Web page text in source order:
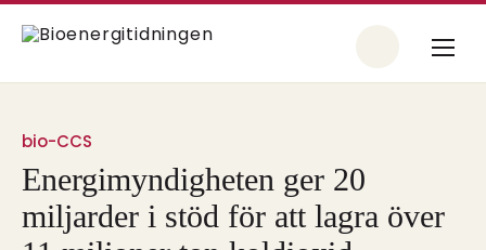
bio-CCS
Energimyndigheten ger 20
miljarder i stöd för att lagra över